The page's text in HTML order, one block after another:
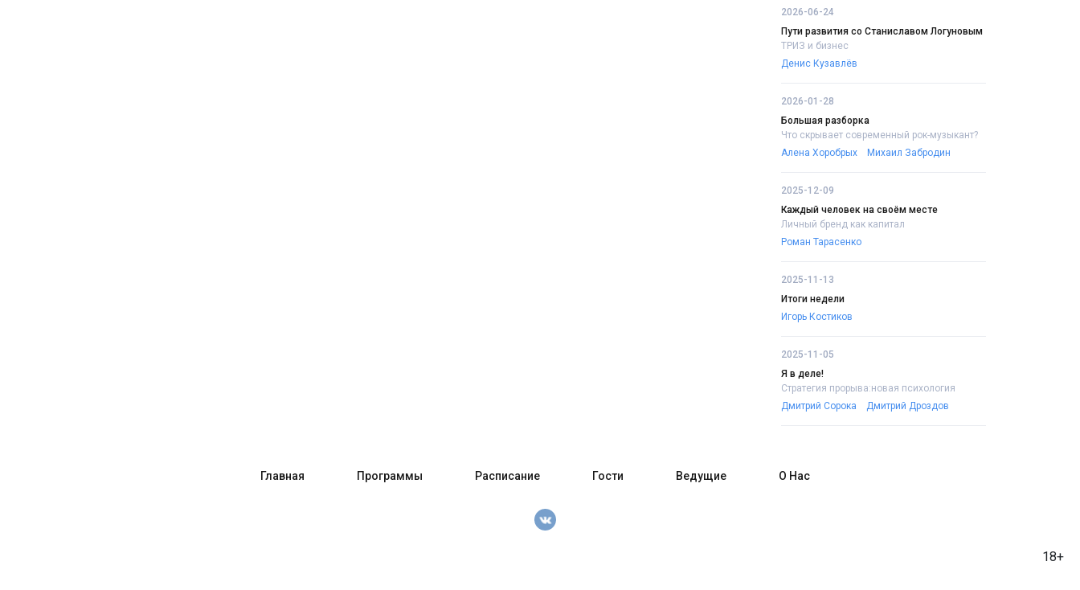
2026-06-24
Пути развития со Станиславом Логуновым
ТРИЗ и бизнес
Денис Кузавлёв
2026-01-28
Большая разборка
Что скрывает современный рок-музыкант?
Алена Хоробрых
Михаил Забродин
2025-12-09
Каждый человек на своём месте
Личный бренд как капитал
Роман Тарасенко
2025-11-13
Итоги недели
Игорь Костиков
2025-11-05
Я в деле!
Стратегия прорыва:новая психология
Дмитрий Сорока
Дмитрий Дроздов
18+
Главная Программы Расписание Гости Ведущие О Нас